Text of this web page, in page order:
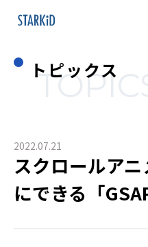
トピックス
TOPICS
2022.07.21
スクロールア
にできる「